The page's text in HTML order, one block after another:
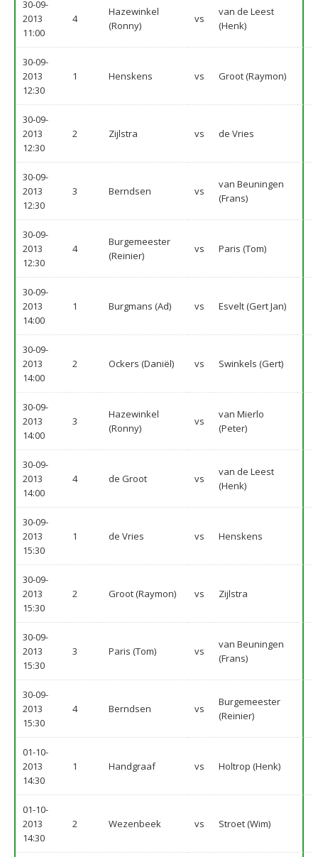
30-09-
2013
11:00
4
Hazewinkel
(Ronny)
vs
van de Leest
(Henk)
30-09-
2013
12:30
1 Henskens vs Groot (Raymon)
30-09-
2013
12:30
2 Zijlstra vs de Vries
30-09-
2013
12:30
3 Berndsen vs
van Beuningen
(Frans)
30-09-
2013
12:30
4
Burgemeester
(Reinier)
vs Paris (Tom)
30-09-
2013
14:00
1 Burgmans (Ad) vs Esvelt (Gert Jan)
30-09-
2013
14:00
2 Ockers (Daniël) vs Swinkels (Gert)
30-09-
2013
14:00
3
Hazewinkel
(Ronny)
vs
van Mierlo
(Peter)
30-09-
2013
14:00
4 de Groot vs
van de Leest
(Henk)
30-09-
2013
15:30
1 de Vries vs Henskens
30-09-
2013
15:30
2 Groot (Raymon) vs Zijlstra
30-09-
2013
15:30
3 Paris (Tom) vs
van Beuningen
(Frans)
30-09-
2013
15:30
4 Berndsen vs
Burgemeester
(Reinier)
01-10-
2013
14:30
1 Handgraaf vs Holtrop (Henk)
01-10-
2013
14:30
2 Wezenbeek vs Stroet (Wim)